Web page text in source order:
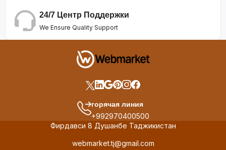
24/7 Центр Поддержки
We Ensure Quality Support
горячая линия
+992970400500
Фирдавси 8 Душанбе Таджикистан
webmarket.tj@gmail.com